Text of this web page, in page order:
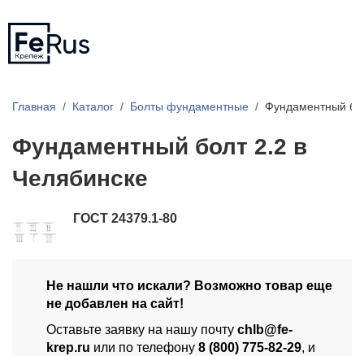
Главная Каталог Болты фундаментные Фундаментный
Фундаментный болт 2.2 в
Челябинске
ГОСТ 24379.1-80
Не нашли что искали? Возможно товар еще
не добавлен на сайт!
Оставьте заявку на нашу почту chlb@fe-
krep.ru или по телефону 8 (800) 775-82-29, и